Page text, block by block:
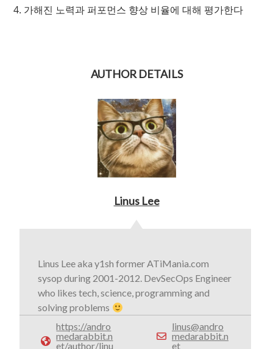
4. 가해진 노력과 퍼포먼스 향상 비율에 대해 평가한다
AUTHOR DETAILS
Linus Lee
Linus Lee aka y1sh former ATiMania.com
sysop during 2001-2012. DevSecOps Engineer
who likes tech, science, programming and
solving problems
https://andro
medarabbit.n
et/author/linu
linus@andro
medarabbit.n
et